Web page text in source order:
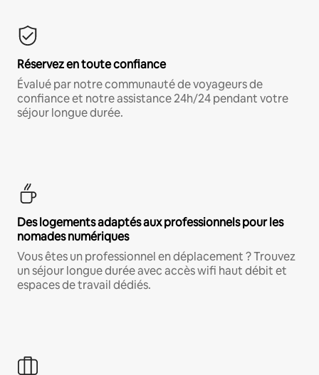
Réservez en toute confiance
Évalué par notre communauté de voyageurs de
confiance et notre assistance 24h/24 pendant votre
séjour longue durée.
Des logements adaptés aux professionnels pour les
nomades numériques
Vous êtes un professionnel en déplacement ? Trouvez
un séjour longue durée avec accès wifi haut débit et
espaces de travail dédiés.